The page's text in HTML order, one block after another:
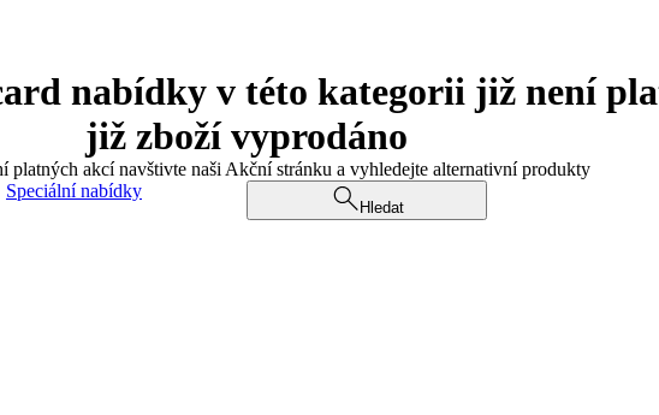
nabídky v této kategorii již není
již zboží vyprodáno
platných akcí navštivte naši Akční stránku a vyhledejte alternativní produkty
Speciální nabídky
Hledat